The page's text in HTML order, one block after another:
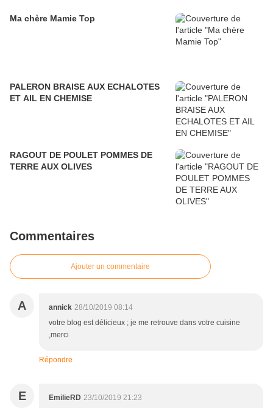
Ma chère Mamie Top
PALERON BRAISE AUX ECHALOTES
ET AIL EN CHEMISE
RAGOUT DE POULET POMMES DE
TERRE AUX OLIVES
Commentaires
Ajouter un commentaire
A annick 28/10/2019 08:14
votre blog est délicieux ; je me retrouve dans votre cuisine
,merci
Répondre
E EmilieRD 23/10/2019 21:23